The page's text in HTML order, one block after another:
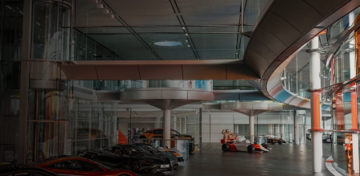
圧縮比 8.7:1
レブリミット 8500
最高出力
625 PS（460 KW）
616HP @ 7,500 rpm